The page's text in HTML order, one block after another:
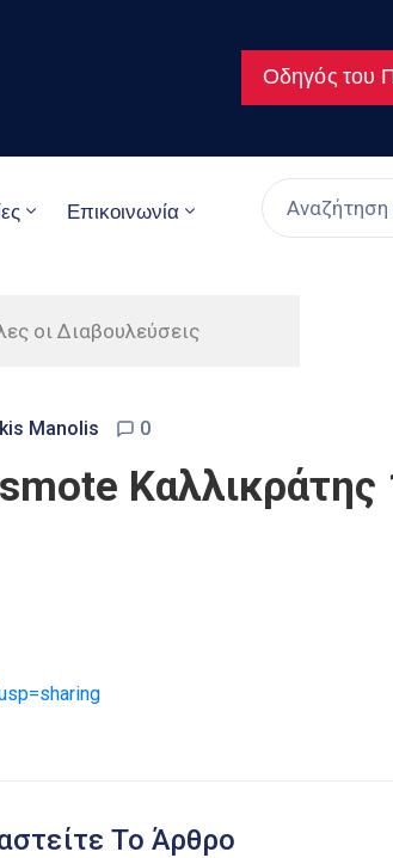
Οδηγός του
Επικοινωνία
οι Διαβουλεύσεις
Manolis 0
Καλλικράτης
Το Άρθρο